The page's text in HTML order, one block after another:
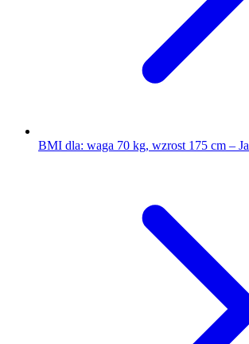
BMI dla: waga 70 kg, wzrost 175 cm –